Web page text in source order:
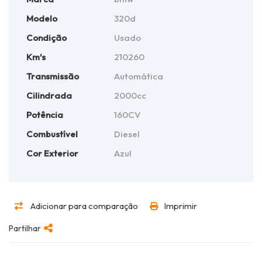
Modelo
320d
Condição
Usado
Km's
210260
Transmissão
Automática
Cilindrada
2000cc
Potência
160CV
Combustível
Diesel
Cor Exterior
Azul
Adicionar para comparação Imprimir
Partilhar